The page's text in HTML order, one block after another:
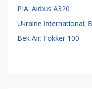
PIA: Airbus A320
Ukraine International:
Bek Air: Fokker 100